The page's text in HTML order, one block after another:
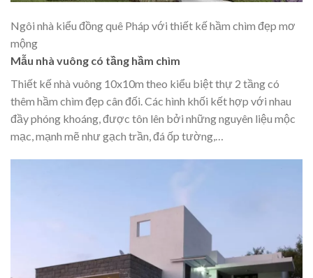
Ngôi nhà kiểu đồng quê Pháp với thiết kế hầm chìm đẹp mơ
mộng
Mẫu nhà vuông có tầng hầm chìm
Thiết kế nhà vuông 10x10m theo kiểu biệt thự 2 tầng có
thêm hầm chìm đẹp cân đối. Các hình khối kết hợp với nhau
đầy phóng khoáng, được tôn lên bởi những nguyên liệu mộc
mạc, mạnh mẽ như gạch trần, đá ốp tường,…